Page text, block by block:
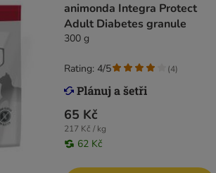
animonda Integra Protect
Adult Diabetes granule
300 g
65 Kč
217 Kč / kg
62 Kč
Rating: 4/5 (4)